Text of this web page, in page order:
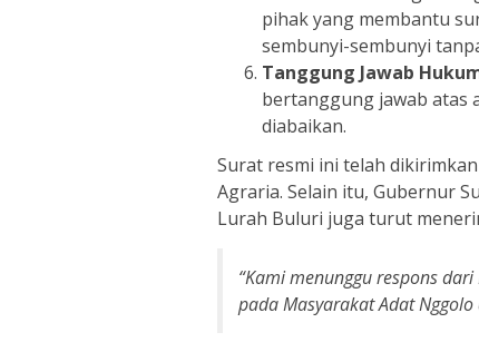
pihak yang membantu
sembunyi-sembunyi
Tanggung Jawab
bertanggung jawab atas
diabaikan.
Surat resmi ini telah
Agraria. Selain itu, Gubernur
Lurah Buluri juga turut
“Kami menunggu respons
pada Masyarakat Adat